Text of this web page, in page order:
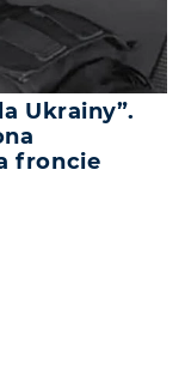
Ukrainy”.
froncie